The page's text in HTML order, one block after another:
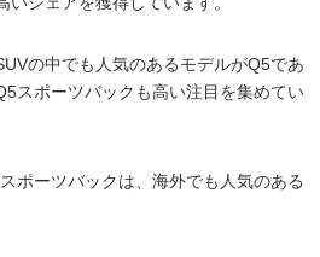
の中でも人気のあるモデルがQ5であ
スポーツバックも高い注目を集めてい
ポーツバックは、海外でも人気のある